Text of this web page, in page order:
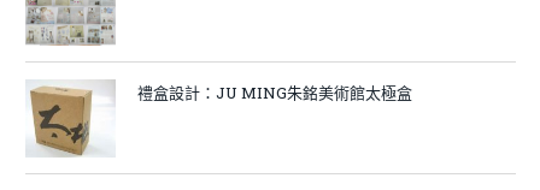
禮盒設計：JU MING朱銘美術館太極盒